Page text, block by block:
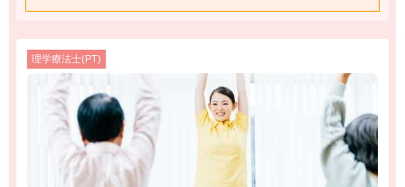
理学療法士(PT)